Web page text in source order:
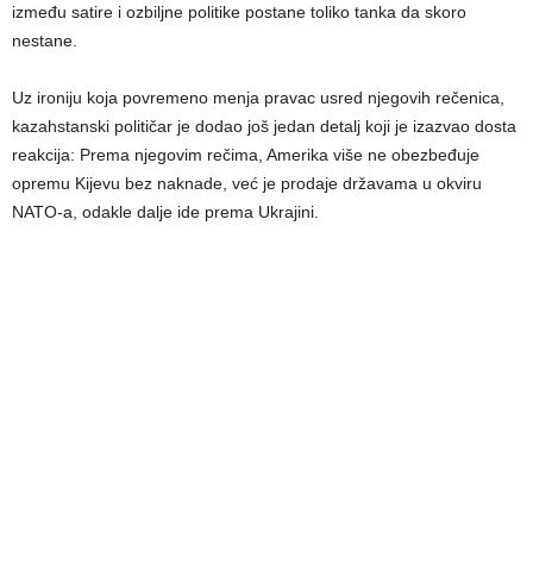
između satire i ozbiljne politike postane toliko tanka da skoro
nestane.
Uz ironiju koja povremeno menja pravac usred njegovih rečenica,
kazahstanski političar je dodao još jedan detalj koji je izazvao dosta
reakcija: Prema njegovim rečima, Amerika više ne obezbeđuje
opremu Kijevu bez naknade, već je prodaje državama u okviru
NATO-a, odakle dalje ide prema Ukrajini.